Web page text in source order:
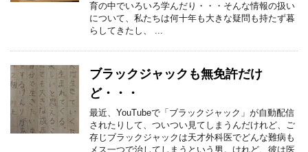
育の中でいろいろ学んだり・・・そんな情報の扱い
について、私たちは何十年も大きな疑問も持たず暮
らしてきたし、 ...
ブラックジャックも無免許だけ
ど・・・
最近、YouTubeで「ブラックジャック」が自動配信
されたりして、ついつい見てしまうんだけれど、ご
存じブラックジャックは天才外科医でどんな難病も
メス一つで治してしまうという男。けれど、彼は医